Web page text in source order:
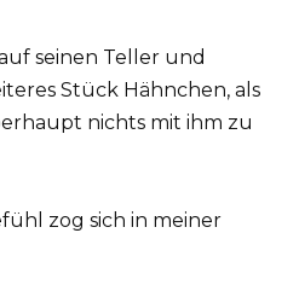
seinen Teller und
Stück Hähnchen, als
nichts mit ihm zu
zog sich in meiner